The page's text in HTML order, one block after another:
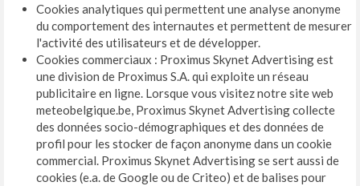
Cookies analytiques qui permettent une analyse anonyme
du comportement des internautes et permettent de mesurer
l'activité des utilisateurs et de développer.
Cookies commerciaux : Proximus Skynet Advertising est
une division de Proximus S.A. qui exploite un réseau
publicitaire en ligne. Lorsque vous visitez notre site web
meteobelgique.be, Proximus Skynet Advertising collecte
des données socio-démographiques et des données de
profil pour les stocker de façon anonyme dans un cookie
commercial. Proximus Skynet Advertising se sert aussi de
cookies (e.a. de Google ou de Criteo) et de balises pour